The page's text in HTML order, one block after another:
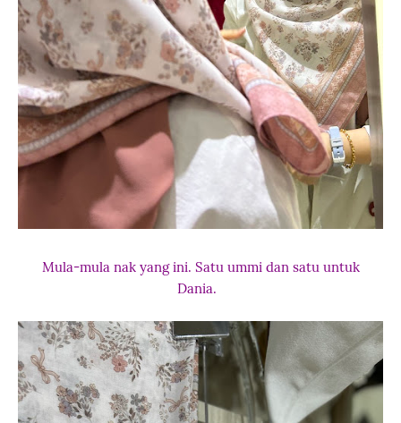
Mula-mula nak yang ini. Satu ummi dan satu untuk
Dania.